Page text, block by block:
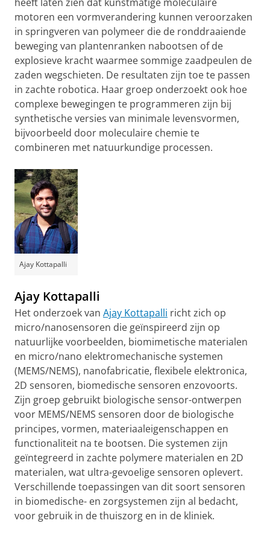
motoren een vormverandering kunnen veroorzaken
in springveren van polymeer die de ronddraaiende
beweging van plantenranken nabootsen of de
explosieve kracht waarmee sommige zaadpeulen de
zaden wegschieten. De resultaten zijn toe te passen
in zachte robotica. Haar groep onderzoekt ook hoe
complexe bewegingen te programmeren zijn bij
synthetische versies van minimale levensvormen,
bijvoorbeeld door moleculaire chemie te
combineren met natuurkundige processen.
Ajay Kottapalli
Ajay Kottapalli
Het onderzoek van Ajay Kottapalli richt zich op
micro/nanosensoren die geïnspireerd zijn op
natuurlijke voorbeelden, biomimetische materialen
en micro/nano elektromechanische systemen
(MEMS/NEMS), nanofabricatie, flexibele elektronica,
2D sensoren, biomedische sensoren enzovoorts.
Zijn groep gebruikt biologische sensor-ontwerpen
voor MEMS/NEMS sensoren door de biologische
principes, vormen, materiaaleigenschappen en
functionaliteit na te bootsen. Die systemen zijn
geïntegreerd in zachte polymere materialen en 2D
materialen, wat ultra-gevoelige sensoren oplevert.
Verschillende toepassingen van dit soort sensoren
in biomedische- en zorgsystemen zijn al bedacht,
voor gebruik in de thuiszorg en in de kliniek.
Video over Kottapalli's onderzoek naar sensoren die